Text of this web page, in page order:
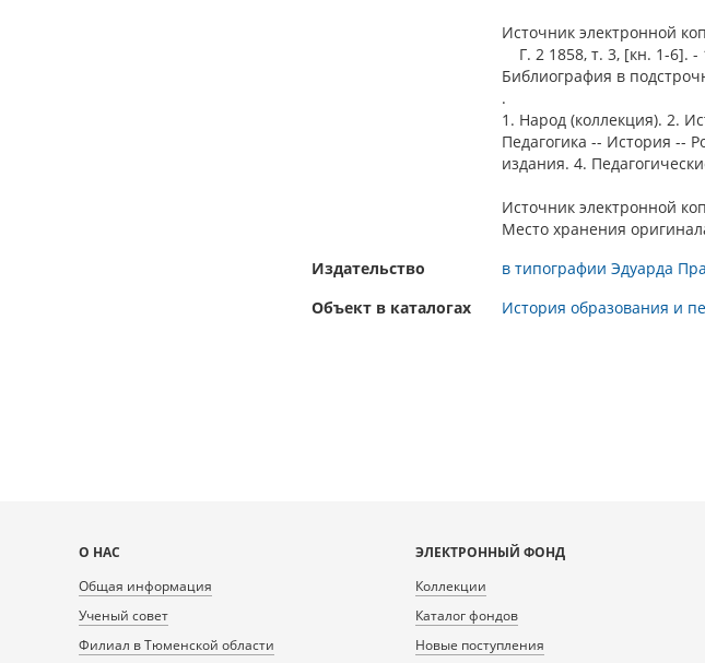
Источник электронной
Г. 2 1858, т. 3, [кн. 1-6]. -
Библиография в
.
1. Народ (коллекция). 2.
Педагогика -- История --
издания. 4.
Источник электронной
Место хранения
Издательство
в типографии Эдуарда
Объект в каталогах
История образования и
Карта
сайта
О НАС
Общая информация
Ученый совет
Филиал в Тюменской области
ЭЛЕКТРОННЫЙ ФОНД
Коллекции
Каталог фондов
Новые поступления